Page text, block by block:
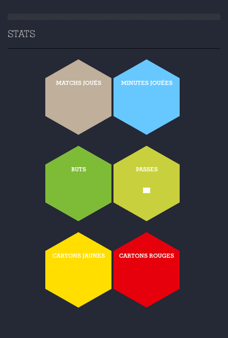
STATS
MATCHS JOUÉS MINUTES JOUÉES
BUTS PASSES
-
CARTONS JAUNES CARTONS ROUGES